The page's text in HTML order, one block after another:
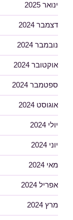
ינואר 2025
דצמבר 2024
נובמבר 2024
אוקטובר 2024
ספטמבר 2024
אוגוסט 2024
יולי 2024
יוני 2024
מאי 2024
אפריל 2024
מרץ 2024